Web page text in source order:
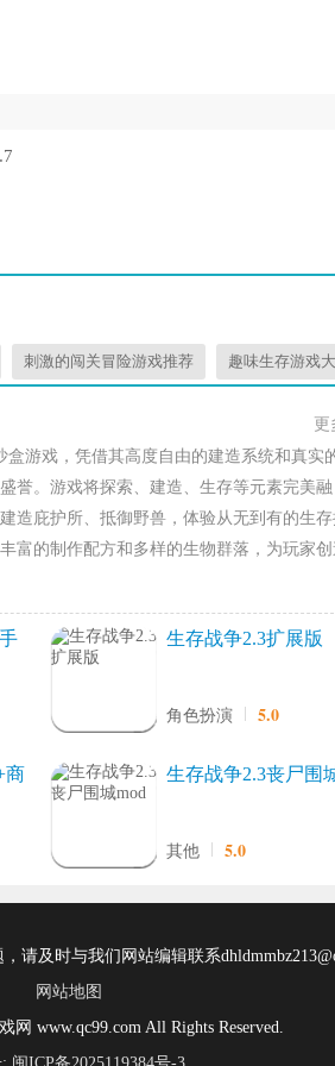
刺激的闯关冒险游戏推荐 趣味生存游戏
更
盒游戏，凭借其高度自由的建造系统和真实
誉。游戏将探索、建造、生存等元素完美融
造庇护所、抵御野兽，体验从无到有的生
富的制作配方和多样的生物群落，为玩家创
生存战争2.3扩展版
角色扮演 5.0
商
生存战争2.3丧尸围
其他 5.0
及时与我们网站编辑联系
网站地图
网 www.qc99.com All Rights Reserved.